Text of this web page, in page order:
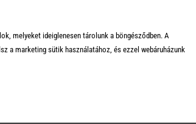
melyeket ideiglenesen tárolunk a böngésződben. A
a marketing sütik használatához, és ezzel webáruházunk